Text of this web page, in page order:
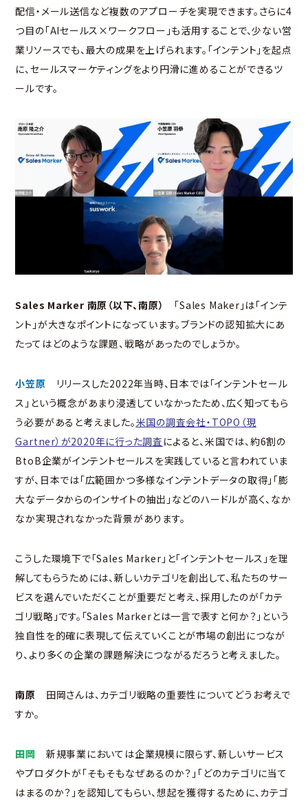
配信・メール送信など複数のアプローチを実現できます。さらに4
つ目の「AIセールス×ワークフロー」も活用することで、少ない営
業リソースでも、最大の成果を上げられます。「インテント」を起点
に、セールスマーケティングをより円滑に進めることができるツ
ールです。
Sales Marker 南原（以下、南原）
「Sales Maker」は「インテ
ント」が大きなポイントになっています。ブランドの認知拡大にあ
たってはどのような課題、戦略があったのでしょうか。
小笠原 リリースした2022年当時、日本では「インテントセール
ス」という概念があまり浸透していなかったため、広く知ってもら
う必要があると考えました。米国の調査会社・TOPO（現
Gartner）が2020年に行った調査 によると、米国では、約6割の
BtoB企業がインテントセールスを実践していると言われていま
すが、日本では「広範囲かつ多様なインテントデータの取得」「膨
大なデータからのインサイトの抽出」などのハードルが高く、なか
なか実現されなかった背景があります。
こうした環境下で「Sales Marker」と「インテントセールス」を理
解してもらうためには、新しいカテゴリを創出して、私たちのサー
ビスを選んでいただくことが重要だと考え、採用したのが「カテ
ゴリ戦略」です。「Sales Markerとは一言で表すと何か？」という
独自性を的確に表現して伝えていくことが市場の創出につなが
り、より多くの企業の課題解決につながるだろうと考えました。
南原 田岡さんは、カテゴリ戦略の重要性についてどうお考えで
すか。
田岡 新規事業においては企業規模に限らず、新しいサービス
やプロダクトが「そもそもなぜあるのか？」「どのカテゴリに当て
はまるのか？」を認知してもらい、想起を獲得するために、カテゴ